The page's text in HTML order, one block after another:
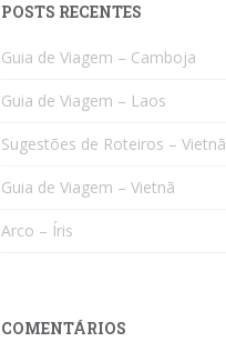
POSTS RECENTES
Guia de Viagem – Camboja
Guia de Viagem – Laos
Sugestões de Roteiros – Vietnã
Guia de Viagem – Vietnã
Arco – Íris
COMENTÁRIOS